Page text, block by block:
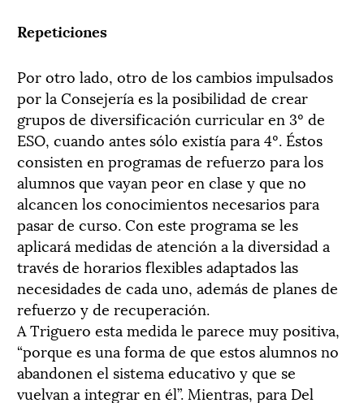
Repeticiones
Por otro lado, otro de los cambios impulsados
por la Consejería es la posibilidad de crear
grupos de diversificación curricular en 3º de
ESO, cuando antes sólo existía para 4º. Éstos
consisten en programas de refuerzo para los
alumnos que vayan peor en clase y que no
alcancen los conocimientos necesarios para
pasar de curso. Con este programa se les
aplicará medidas de atención a la diversidad a
través de horarios flexibles adaptados las
necesidades de cada uno, además de planes de
refuerzo y de recuperación.
A Triguero esta medida le parece muy positiva,
“porque es una forma de que estos alumnos no
abandonen el sistema educativo y que se
vuelvan a integrar en él”. Mientras, para Del